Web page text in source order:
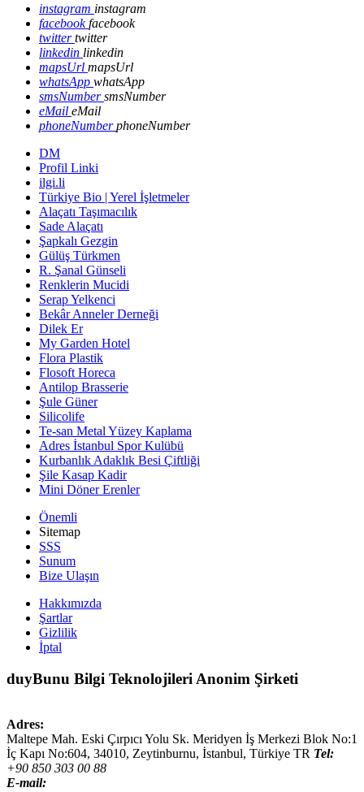
instagram instagram
facebookfacebook
twittertwitter
linkedin linkedin
mapsUrl mapsUrl
whatsApp whatsApp
smsNumbersmsNumber
eMail eMail
phoneNumberphoneNumber
DM
Profil Linki
ilgi.li
Türkiye Bio | Yerel İşletmeler
Alaçatı Taşımacılık
Sade Alaçatı
Şapkalı Gezgin
Gülüş Türkmen
R. Şanal Günseli
Renklerin Mucidi
Serap Yelkenci
Bekâr Anneler Derneği
Dilek Er
My Garden Hotel
Flora Plastik
Flosoft Horeca
Antilop Brasserie
Şule Güner
Silicolife
Te-san Metal Yüzey Kaplama
Adres İstanbul Spor Kulübü
Kurbanlık Adaklık Besi Çiftliği
Şile Kasap Kadir
Mini Döner Erenler
Önemli
Sitemap
SSS
Sunum
Bize Ulaşın
Hakkımızda
Şartlar
Gizlilik
İptal
duyBunu Bilgi Teknolojileri Anonim Şirketi
Adres:
Maltepe Mah. Eski Çırpıcı Yolu Sk. Meridyen İş Merkezi Blok No:1
İç Kapı No:604, 34010, Zeytinburnu, İstanbul, Türkiye TR Tel:
+90 850 303 00 88
E-mail: